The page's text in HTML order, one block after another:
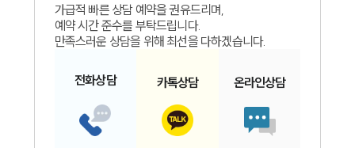
가급적 빠른 상담 예약을 권유드리며,
예약 시간 준수를 부탁드립니다.
만족스러운 상담을 위해 최선을 다하겠습니다.
전화상담 카톡상담 온라인상담